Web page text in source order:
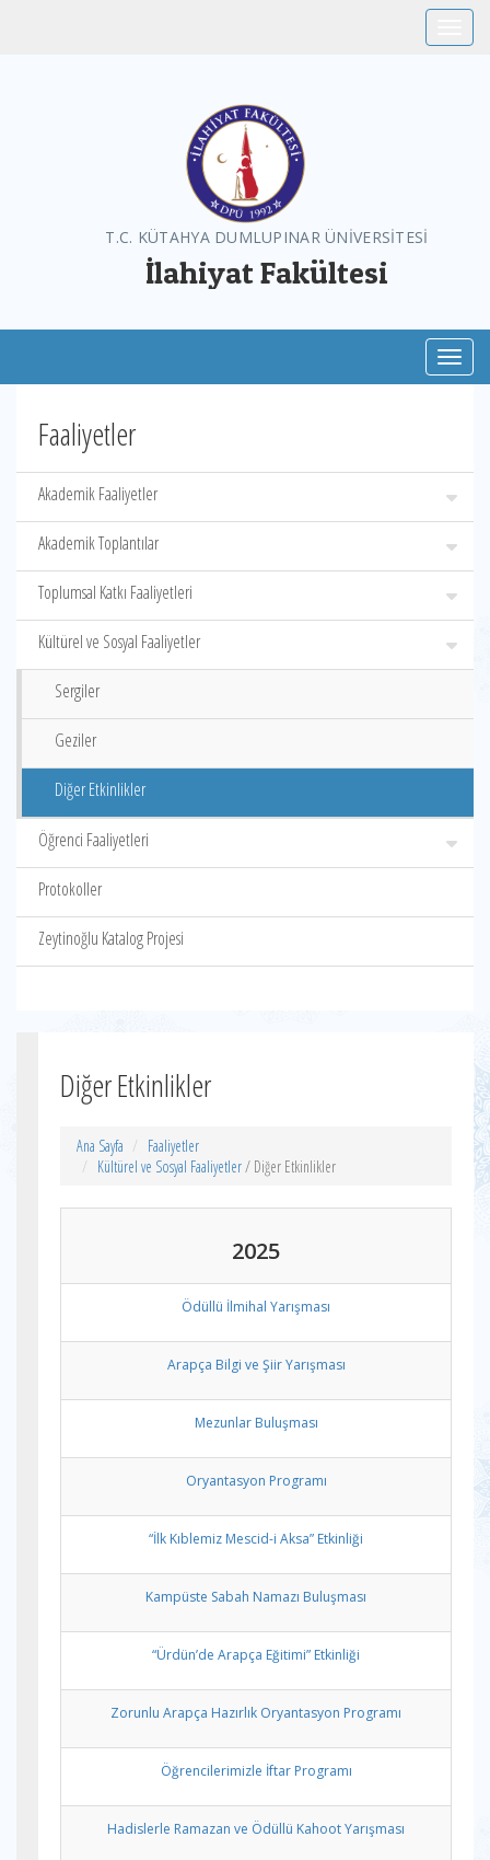
T.C. KÜTAHYA DUMLUPINAR ÜNİVERSİTESİ
İlahiyat Fakültesi
Faaliyetler
Akademik Faaliyetler
Akademik Toplantılar
Toplumsal Katkı Faaliyetleri
Kültürel ve Sosyal Faaliyetler
Sergiler
Geziler
Diğer Etkinlikler
Öğrenci Faaliyetleri
Protokoller
Zeytinoğlu Katalog Projesi
Diğer Etkinlikler
Ana Sayfa
Faaliyetler
Kültürel ve Sosyal Faaliyetler/ Diğer Etkinlikler
2025
Ödüllü İlmihal Yarışması
Arapça Bilgi ve Şiir Yarışması
Mezunlar Buluşması
Oryantasyon Programı
“İlk Kıblemiz Mescid-i Aksa” Etkinliği
Kampüste Sabah Namazı Buluşması
“Ürdün’de Arapça Eğitimi” Etkinliği
Zorunlu Arapça Hazırlık Oryantasyon Programı
Öğrencilerimizle İftar Programı
Hadislerle Ramazan ve Ödüllü Kahoot Yarışması